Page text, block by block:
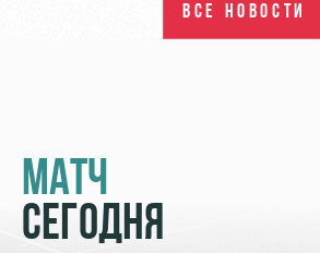
ВСЕ НОВОСТИ
МАТЧ
СЕГОДНЯ